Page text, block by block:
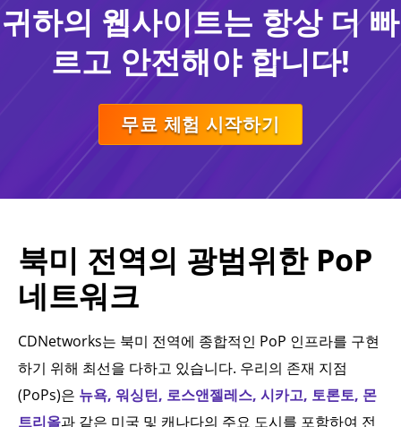
귀하의 웹사이트는 항상 더 빠
르고 안전해야 합니다!
무료 체험 시작하기
북미 전역의 광범위한 PoP
네트워크
CDNetworks는 북미 전역에 종합적인 PoP 인프라를 구현
하기 위해 최선을 다하고 있습니다. 우리의 존재 지점
(PoPs)은 뉴욕, 워싱턴, 로스앤젤레스, 시카고, 토론토, 몬
트리올과 같은 미국 및 캐나다의 주요 도시를 포함하여 전